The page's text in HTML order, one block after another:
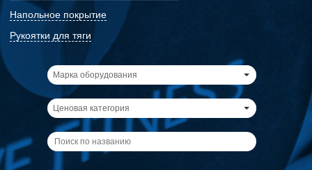
Напольное покрытие
Рукоятки для тяги
Марка оборудования
Ценовая категория